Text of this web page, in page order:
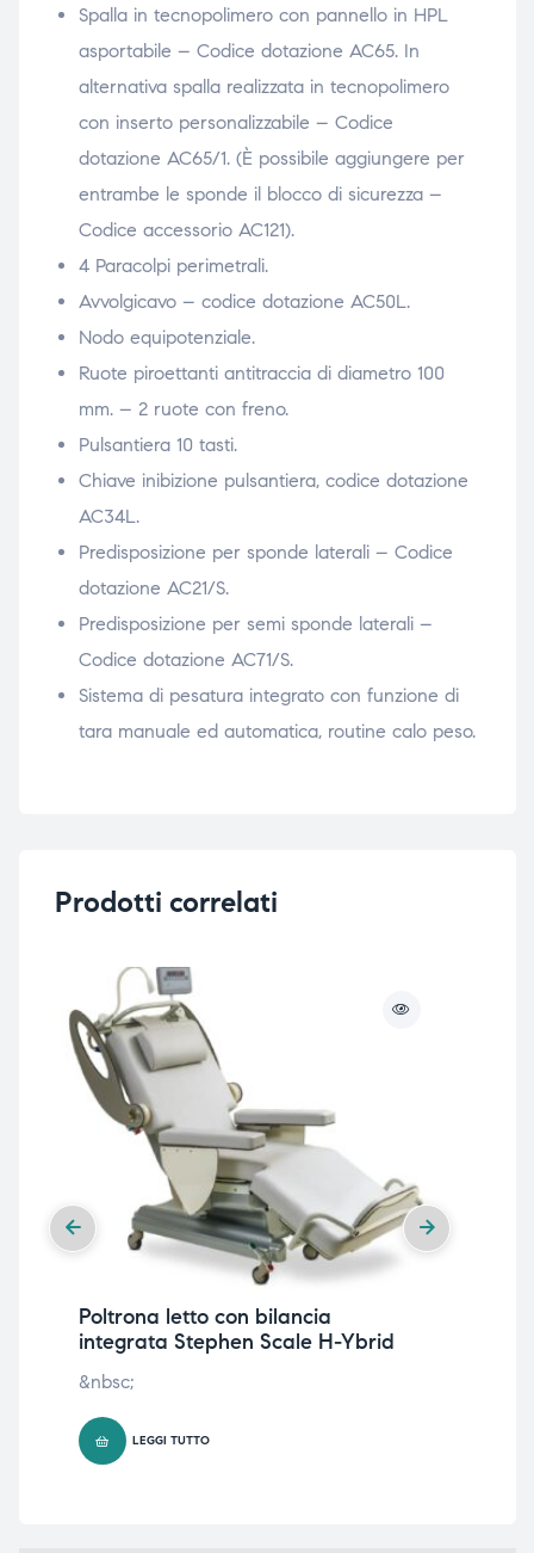
Spalla in tecnopolimero con pannello in HPL
asportabile – Codice dotazione AC65. In
alternativa spalla realizzata in tecnopolimero
con inserto personalizzabile – Codice
dotazione AC65/1. (È possibile aggiungere per
entrambe le sponde il blocco di sicurezza –
Codice accessorio AC121).
4 Paracolpi perimetrali.
Avvolgicavo – codice dotazione AC50L.
Nodo equipotenziale.
Ruote piroettanti antitraccia di diametro 100
mm. – 2 ruote con freno.
Pulsantiera 10 tasti.
Chiave inibizione pulsantiera, codice dotazione
AC34L.
Predisposizione per sponde laterali – Codice
dotazione AC21/S.
Predisposizione per semi sponde laterali –
Codice dotazione AC71/S.
Sistema di pesatura integrato con funzione di
tara manuale ed automatica, routine calo peso.
Prodotti correlati
Poltrona letto con bilancia
integrata Stephen Scale H-Ybrid
&nbsc;
LEGGI TUTTO